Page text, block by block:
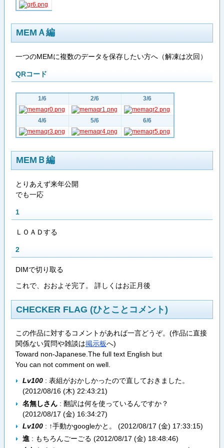
MEMＡ編
一つのMEMに複数のデータを保存したい方へ（解凍は次回）
QRコード
1/6 2/6 3/6
4/6 5/6 6/6
MEMＢ編
とりあえず来年公開
でも一応
1
ＬＯＡＤする
2
DIMで切り取る
これで、おおよそ完了。 詳しくはお正月後
CHECKER FLAG (ひとことコメント)
この作品に対するコメントがあれば一言どうぞ。(作品に直接
関係ない質問や雑談は掲示板へ)
Toward non-Japanese.The full text English but
You can not comment on well.
Lv100: 表組がおかしかったので直しておきました。
(2012/08/16 (木) 22:43:21)
名無しさん: 翻訳は何を使っているんですか？
(2012/08/17 (金) 16:34:27)
Lv100: ↑手動かgoogleかと。 (2012/08/17 (金) 17:33:15)
進: もちろんごーごる (2012/08/17 (金) 18:48:46)